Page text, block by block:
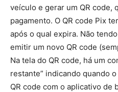
veículo e gerar um QR code,
pagamento. O QR code Pix
após o qual expira. Não
emitir um novo QR code
Na tela do QR code, há um
restante” indicando quando
QR code com o aplicativo de